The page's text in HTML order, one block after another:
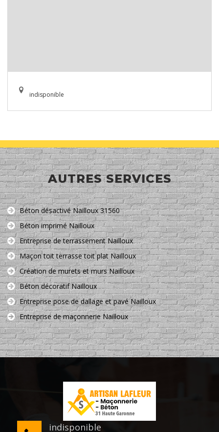
indisponible
AUTRES SERVICES
Béton désactivé Nailloux 31560
Béton imprimé Nailloux
Entreprise de terrassement Nailloux
Maçon toit terrasse toit plat Nailloux
Création de murets et murs Nailloux
Béton décoratif Nailloux
Entreprise pose de dallage et pavé Nailloux
Entreprise de maçonnerie Nailloux
indisponible